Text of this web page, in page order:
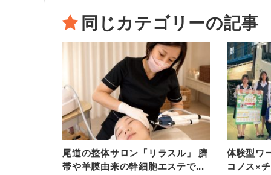
同じカテゴリーの記事
尾道の整体サロン「リラスル」 臍
帯や羊膜由来の幹細胞エステで...
体験型ワ
コノス×